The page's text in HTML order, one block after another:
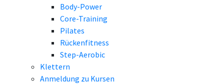
Body-Power
Core-Training
Pilates
Rückenfitness
Step-Aerobic
Klettern
Anmeldung zu Kursen